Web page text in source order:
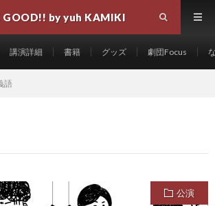
GOOD!! by yuh KAMIKI
講演詳細 書籍 グッズ 劇団Focus
語
公演